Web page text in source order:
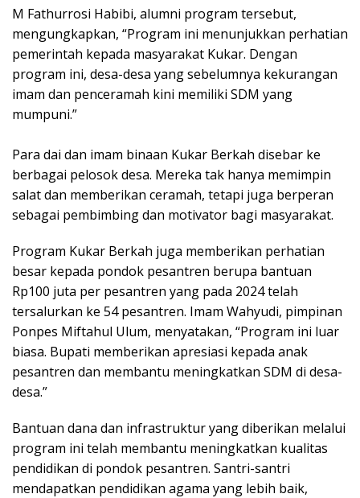
M Fathurrosi Habibi, alumni program tersebut,
mengungkapkan, “Program ini menunjukkan perhatian
pemerintah kepada masyarakat Kukar. Dengan
program ini, desa-desa yang sebelumnya kekurangan
imam dan penceramah kini memiliki SDM yang
mumpuni.”
Para dai dan imam binaan Kukar Berkah disebar ke
berbagai pelosok desa. Mereka tak hanya memimpin
salat dan memberikan ceramah, tetapi juga berperan
sebagai pembimbing dan motivator bagi masyarakat.
Program Kukar Berkah juga memberikan perhatian
besar kepada pondok pesantren berupa bantuan
Rp100 juta per pesantren yang pada 2024 telah
tersalurkan ke 54 pesantren. Imam Wahyudi, pimpinan
Ponpes Miftahul Ulum, menyatakan, “Program ini luar
biasa. Bupati memberikan apresiasi kepada anak
pesantren dan membantu meningkatkan SDM di desa-
desa.”
Bantuan dana dan infrastruktur yang diberikan melalui
program ini telah membantu meningkatkan kualitas
pendidikan di pondok pesantren. Santri-santri
mendapatkan pendidikan agama yang lebih baik,